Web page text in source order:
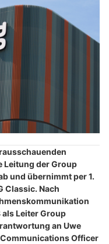
Leitung der Group
und übernimmt per 1.
Classic. Nach
als Leiter Group
an Uwe
Officer